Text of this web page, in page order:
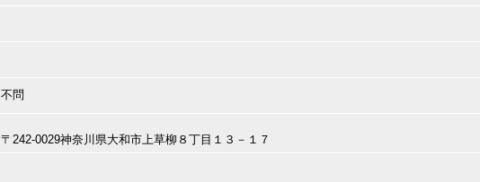
不問
〒242-0029神奈川県大和市上草柳８丁目１３－１７